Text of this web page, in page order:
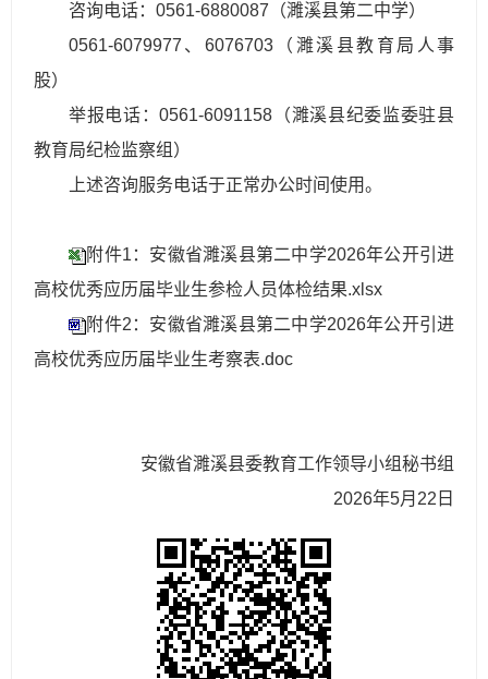
咨询电话：0561-6880087（濉溪县第二中学）
0561-6079977、6076703（濉溪县教育局人事
股）
举报电话：0561-6091158（濉溪县纪委监委驻县
教育局纪检监察组）
上述咨询服务电话于正常办公时间使用。
附件1：安徽省濉溪县第二中学2026年公开引进
高校优秀应历届毕业生参检人员体检结果.xlsx
附件2：安徽省濉溪县第二中学2026年公开引进
高校优秀应历届毕业生考察表.doc
安徽省濉溪县委教育工作领导小组秘书组
2026年5月22日